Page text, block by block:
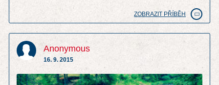
ZOBRAZIT PŘÍBĚH
Anonymous
16. 9. 2015